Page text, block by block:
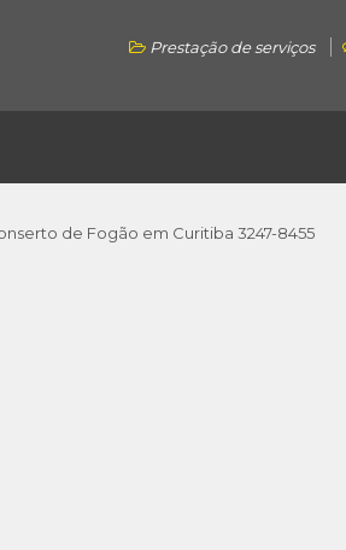
Prestação de serviços
de Fogão em Curitiba 3247-8455